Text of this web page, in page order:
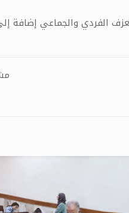
حمص هي الكلية الوحيدة في الجامعات السورية، تأسست عام 2003 وتضم